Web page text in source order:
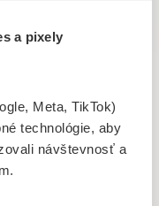
a pixely
Meta, TikTok)
technológie, aby
návštevnosť a
sporení